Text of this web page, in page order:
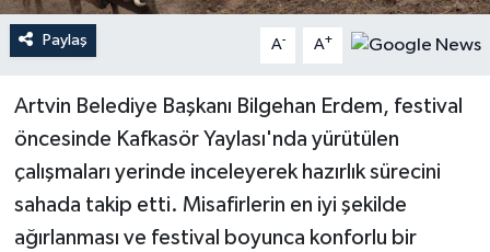
Paylaş A- A+
Artvin Belediye Başkanı Bilgehan Erdem, festival
öncesinde Kafkasör Yaylası'nda yürütülen
çalışmaları yerinde inceleyerek hazırlık sürecini
sahada takip etti. Misafirlerin en iyi şekilde
ağırlanması ve festival boyunca konforlu bir